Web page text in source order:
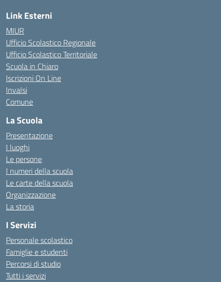
Link Esterni
MIUR
Ufficio Scolastico Regionale
Ufficio Scolastico Territoriale
Scuola in Chiaro
Iscrizioni On Line
Invalsi
Comune
La Scuola
Presentazione
I luoghi
Le persone
I numeri della scuola
Le carte della scuola
Organizzazione
La storia
I Servizi
Personale scolastico
Famiglie e studenti
Percorsi di studio
Tutti i servizi